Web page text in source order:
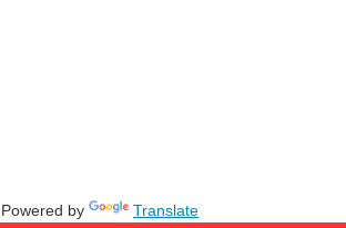
Powered by Translate